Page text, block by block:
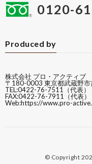
0120-
Produced by
株式会社 プロ・アクティブ
〒180-0003 東京都武蔵野
TEL:0422-76-7511（代表）
FAX:0422-76-7911（代表）
Web:https://www.pro-
© Copyright